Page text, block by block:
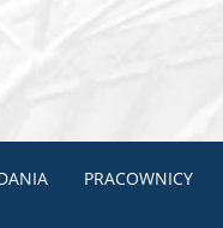
PRACOWNICY